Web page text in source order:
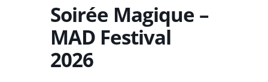
Soirée Magique –
MAD Festival
2026